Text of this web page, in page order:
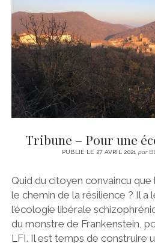
SPORT
MÉDIAS
SANTÉ
Tribune – Pour une
PUBLIÉ LE 27 AVRIL 2021 par
Quid du citoyen convaincu
le chemin de la résilience ? Il a
l’écologie libérale
du monstre de Frankenstein,
LFI. Il est temps de construire